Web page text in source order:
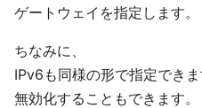
ゲートウェイを指定します。
ちなみに、
IPv6も同様の形で指定できま
無効化することもできます。